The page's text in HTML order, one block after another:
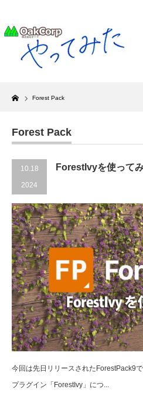
Home
Forest Pack
Forest Pack
10.18
2024
ForestIvyを使って
今回は先日リリースされたForestPack9
プラグイン「ForestIvy」につ...